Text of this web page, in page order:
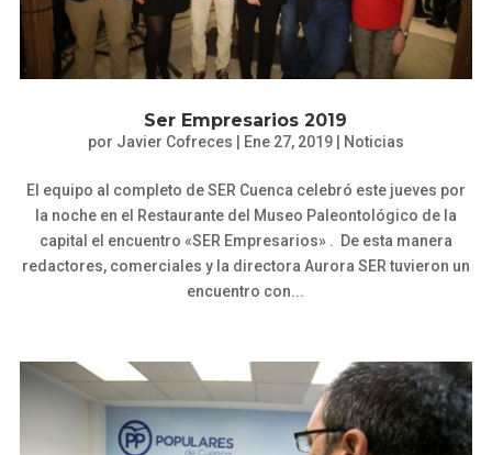
Ser Empresarios 2019
por Javier Cofreces Ene 27, 2019| Noticias
El equipo al completo de SER Cuenca celebró este jueves por
la noche en el Restaurante del Museo Paleontológico de la
capital el encuentro «SER Empresarios» . De esta manera
redactores, comerciales y la directora Aurora SER tuvieron un
encuentro con...